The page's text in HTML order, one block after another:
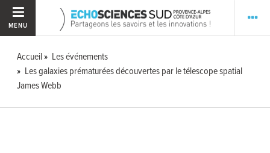
MENU
Accueil
Les événements
Les galaxies prématurées découvertes par le télescope spatial
James Webb